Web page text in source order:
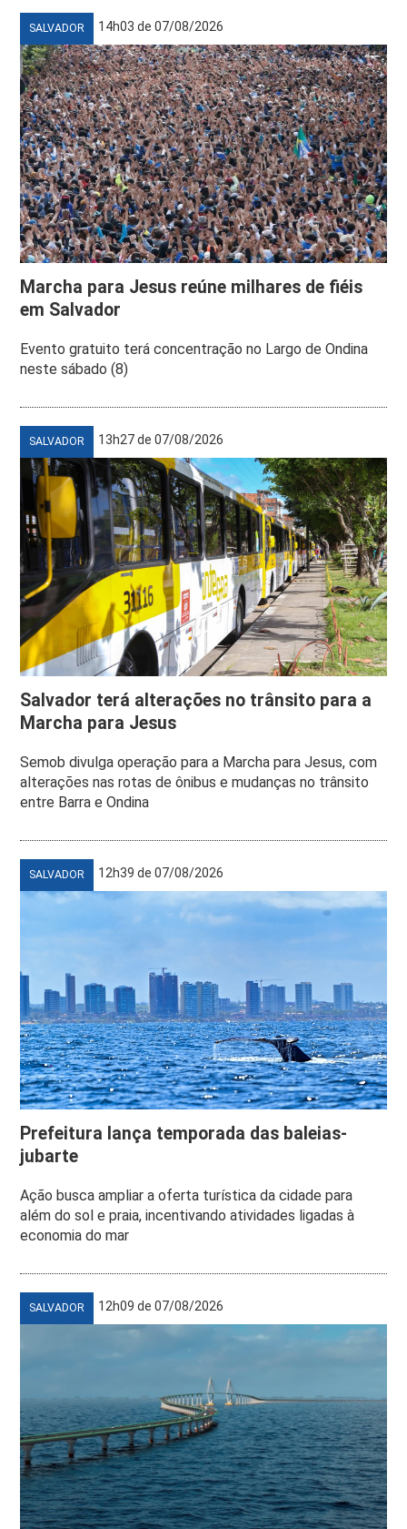
SALVADOR 14h03 de 07/08/2026
Marcha para Jesus reúne milhares de fiéis
em Salvador
Evento gratuito terá concentração no Largo de Ondina
neste sábado (8)
SALVADOR 13h27 de 07/08/2026
Salvador terá alterações no trânsito para a
Marcha para Jesus
Semob divulga operação para a Marcha para Jesus, com
alterações nas rotas de ônibus e mudanças no trânsito
entre Barra e Ondina
SALVADOR 12h39 de 07/08/2026
Prefeitura lança temporada das baleias-
jubarte
Ação busca ampliar a oferta turística da cidade para
além do sol e praia, incentivando atividades ligadas à
economia do mar
SALVADOR 12h09 de 07/08/2026